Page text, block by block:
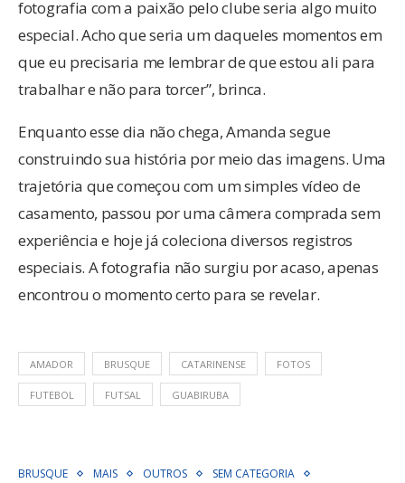
fotografia com a paixão pelo clube seria algo muito
especial. Acho que seria um daqueles momentos em
que eu precisaria me lembrar de que estou ali para
trabalhar e não para torcer”, brinca.
Enquanto esse dia não chega, Amanda segue
construindo sua história por meio das imagens. Uma
trajetória que começou com um simples vídeo de
casamento, passou por uma câmera comprada sem
experiência e hoje já coleciona diversos registros
especiais. A fotografia não surgiu por acaso, apenas
encontrou o momento certo para se revelar.
AMADOR BRUSQUE CATARINENSE FOTOS
FUTEBOL FUTSAL GUABIRUBA
BRUSQUE MAIS OUTROS
SEM CATEGORIA